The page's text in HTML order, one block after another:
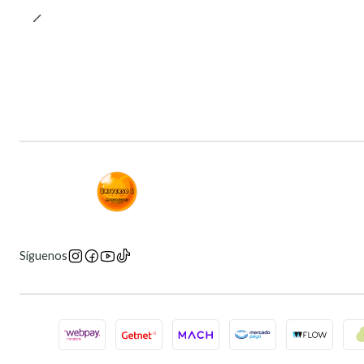
Síguenos